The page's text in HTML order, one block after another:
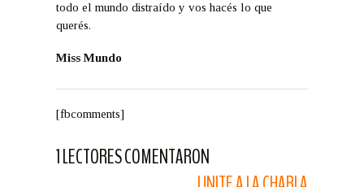
todo el mundo distraído y vos hacés lo que
querés.
Miss Mundo
[fbcomments]
1 LECTORES COMENTARON